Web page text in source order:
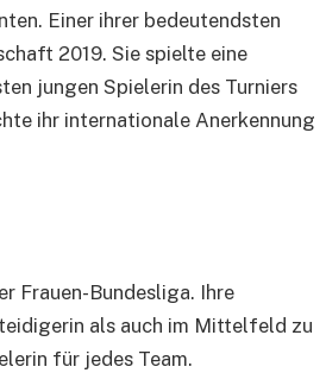
Einer ihrer bedeutendsten
2019. Sie spielte eine
jungen Spielerin des Turniers
ihr internationale Anerkennung
Frauen-Bundesliga. Ihre
als auch im Mittelfeld zu
für jedes Team.